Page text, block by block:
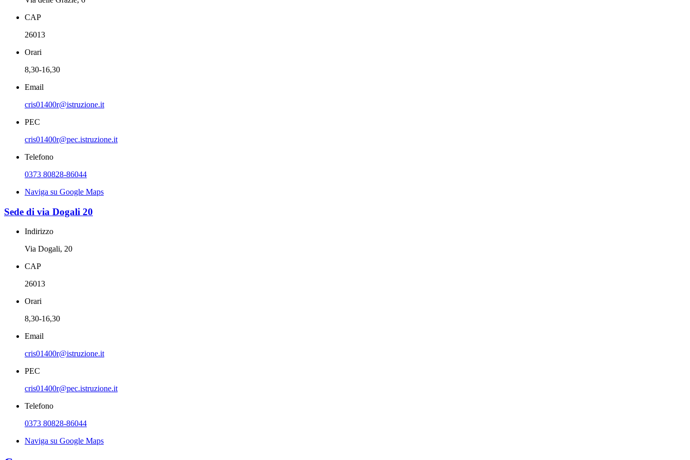
CAP
26013
Orari
8,30-16,30
Email
cris01400r@istruzione.it
PEC
cris01400r@pec.istruzione.it
Telefono
0373 80828-86044
Naviga su Google Maps
Sede di via Dogali 20
Indirizzo
Via Dogali, 20
CAP
26013
Orari
8,30-16,30
Email
cris01400r@istruzione.it
PEC
cris01400r@pec.istruzione.it
Telefono
0373 80828-86044
Naviga su Google Maps